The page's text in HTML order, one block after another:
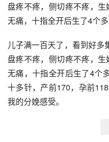
盘疼不疼，侧切疼不疼，
无痛，十指全开后生了4个
儿子满一百天了，看到好
盘疼不疼，侧切疼不疼，
无痛，十指全开后生了4个
十多针，产前170，孕前
我的分娩感受。